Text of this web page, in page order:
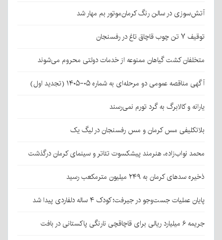
آتش‌سوزی در سالن رنگ کرمان‌موتور بم مهار شد
توقیف ۷ تن چوب قاچاق تاغ در رفسنجان
متخلفان کشت گیاهان ممنوعه از خدمات دولتی محروم می‌شوند
آگهی مناقصه عمومی دو مرحله‌ای به شماره ۰۵-۱۴۰۵ (تجدید اول)
یارانه و کالابرگ به گرد تورم نمی‌رسند
بلاتکلیفی مس کرمان و مس رفسنجان در لیگ یک
محمد نواب‌زاده، هنرمند پیشکسوت تئاتر و سینمای کرمان درگذشت
ذخیره سدهای کرمان به ۲۴۹ میلیون مترمکعب رسید
پایان عملیات جست‌وجو در جیرفت؛ کودک ۴ ساله دلفاردی پیدا شد
جریمه ۶ میلیارد ریالی برای قاچاقچی نارنگی پاکستانی در بافت